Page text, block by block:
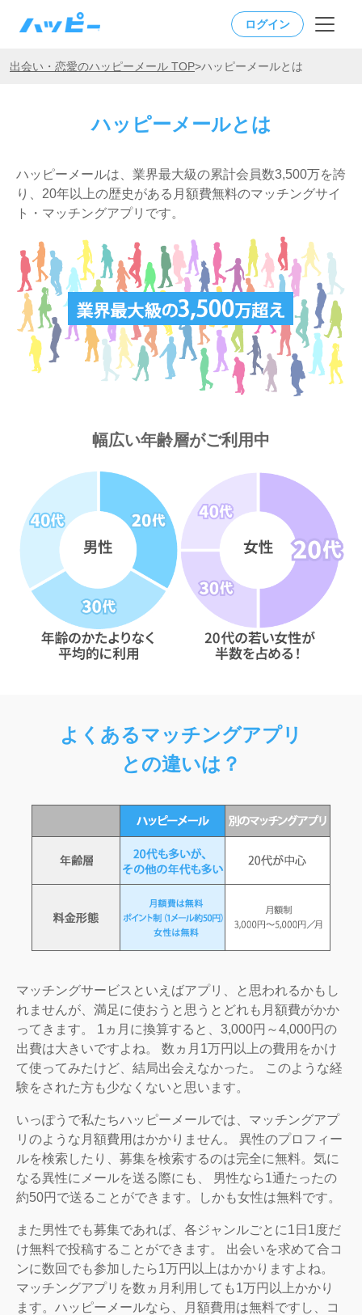
ログイン
出会い・恋愛のハッピーメール TOP>ハッピーメールとは
ハッピーメールとは
ハッピーメールは、業界最大級の累計会員数3,500万を誇
り、20年以上の歴史がある月額費無料のマッチングサイ
ト・マッチングアプリです。
幅広い年齢層がご利用中
よくあるマッチングアプリ
との違いは？
マッチングサービスといえばアプリ、と思われるかもし
れませんが、満足に使おうと思うとどれも月額費がかか
ってきます。 1ヵ月に換算すると、3,000円～4,000円の
出費は大きいですよね。 数ヵ月1万円以上の費用をかけ
て使ってみたけど、結局出会えなかった。 このような経
験をされた方も少なくないと思います。
いっぽうで私たちハッピーメールでは、マッチングアプ
リのような月額費用はかかりません。 異性のプロフィー
ルを検索したり、募集を検索するのは完全に無料。気に
なる異性にメールを送る際にも、 男性なら1通たったの
約50円で送ることができます。しかも女性は無料です。
また男性でも募集であれば、各ジャンルごとに1日1度だ
け無料で投稿することができます。 出会いを求めて合コ
ンに数回でも参加したら1万円以上はかかりますよね。
マッチングアプリを数ヵ月利用しても1万円以上かかり
ます。ハッピーメールなら、月額費用は無料ですし、コ